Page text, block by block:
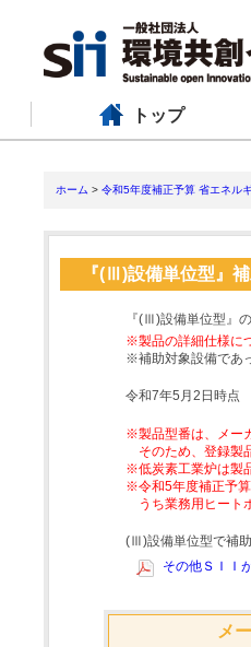
トップ
ホーム > 令和5年度補正予算 省エネル
『(Ⅲ)設備単位型』
『(Ⅲ)設備単位型』
※製品の詳細仕様に
※補助対象設備であ
令和7年5月2日時点
※製品型番は、メー
そのため、登録製
※低炭素工業炉は製
※令和5年度補正予
うち業務用ヒート
(Ⅲ)設備単位型で補
その他ＳＩＩ
メ